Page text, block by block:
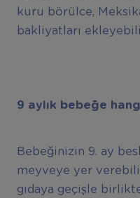
kuru börülce,
bakliyatları
9 ayl ı k bebeğe
Bebeğinizin 9. ay
meyveye yer
gıdaya geçişle